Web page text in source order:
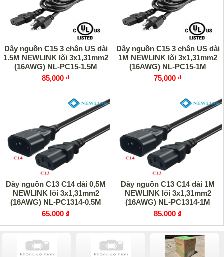
Dây nguồn C15 3 chân US dài
1.5M NEWLINK lõi 3x1,31mm2
(16AWG) NL-PC15-1.5M
85,000 ₫
Dây nguồn C15 3 chân US dài
1M NEWLINK lõi 3x1,31mm2
(16AWG) NL-PC15-1M
75,000 ₫
Dây nguồn C13 C14 dài 0,5M
NEWLINK lõi 3x1,31mm2
(16AWG) NL-PC1314-0.5M
65,000 ₫
Dây nguồn C13 C14 dài 1M
NEWLINK lõi 3x1,31mm2
(16AWG) NL-PC1314-1M
85,000 ₫